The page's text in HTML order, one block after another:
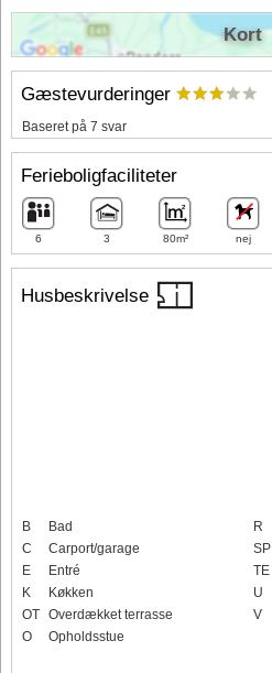
Husbeskrivelse
B
Bad
C
Carport/garage
E
Entré
K
Køkken
OT Overdækket terrasse
O
Opholdsstue
R
SP
TE
U
V
Gæstevurderinger
Baseret på 7 svar
Ferieboligfaciliteter
6 3 80m² nej
Kort